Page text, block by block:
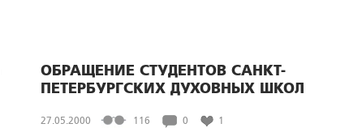
ОБРАЩЕНИЕ СТУДЕНТОВ САНКТ-
ПЕТЕРБУРГСКИХ ДУХОВНЫХ ШКОЛ
27.05.2000 116 0 1